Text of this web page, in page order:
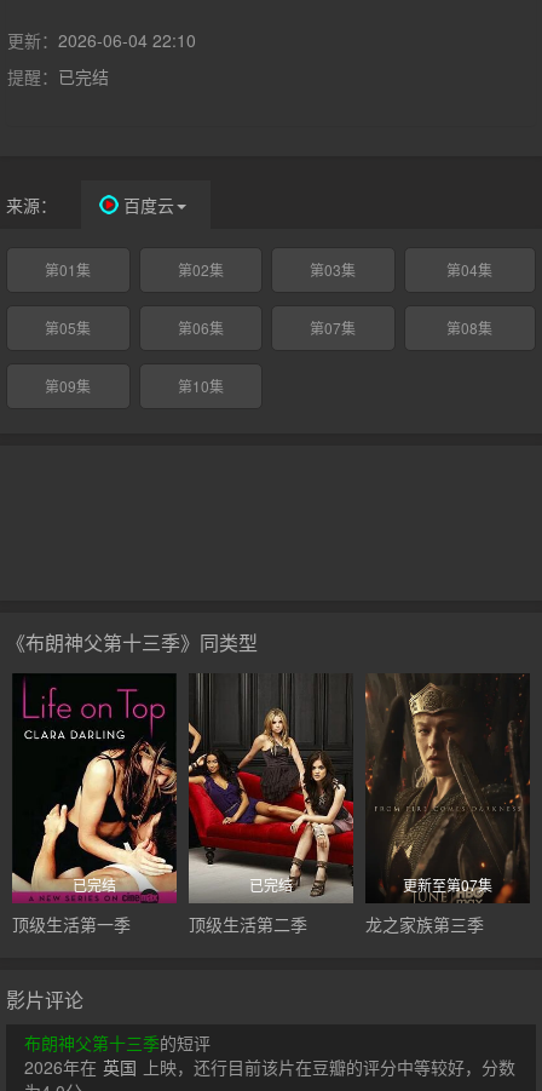
更新： 2026-06-04 22:10
提醒： 已完结
来源： 百度云
第01集 第02集 第03集 第04集
第05集 第06集 第07集 第08集
第09集 第10集
《布朗神父第十三季》同类型
已完结
顶级生活第一季
已完结
顶级生活第二季
更新至第07集
龙之家族第三季
影片评论
布朗神父第十三季的短评
2026年在 英国 上映，还行目前该片在豆瓣的评分中等较好，分数